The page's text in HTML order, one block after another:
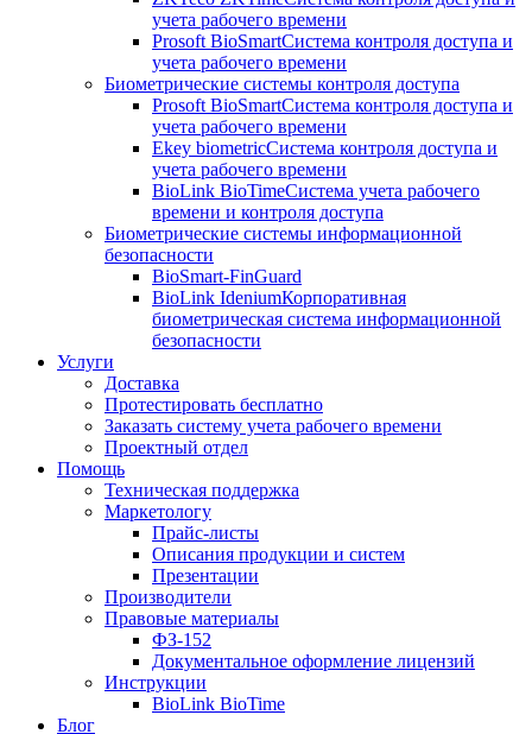
учета рабочего времени
Prosoft BioSmartСистема контроля доступа и
учета рабочего времени
Биометрические системы контроля доступа
Prosoft BioSmartСистема контроля доступа и
учета рабочего времени
Ekey biometricСистема контроля доступа и
учета рабочего времени
BioLink BioTimeСистема учета рабочего
времени и контроля доступа
Биометрические системы информационной
безопасности
BioSmart-FinGuard
BioLink IdeniumКорпоративная
биометрическая система информационной
безопасности
Услуги
Доставка
Протестировать бесплатно
Заказать систему учета рабочего времени
Проектный отдел
Помощь
Техническая поддержка
Маркетологу
Прайс-листы
Описания продукции и систем
Презентации
Производители
Правовые материалы
ФЗ-152
Документальное оформление лицензий
Инструкции
BioLink BioTime
Блог